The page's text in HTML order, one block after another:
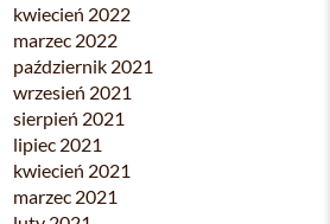
kwiecień 2022
marzec 2022
październik 2021
wrzesień 2021
sierpień 2021
lipiec 2021
kwiecień 2021
marzec 2021